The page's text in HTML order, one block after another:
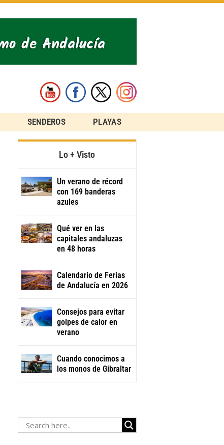
SENDEROS PLAYAS
Lo + Visto
Un verano de récord
con 169 banderas
azules
Qué ver en las
capitales andaluzas
en 48 horas
Calendario de Ferias
de Andalucía en 2026
Consejos para evitar
golpes de calor en
verano
Cuando conocimos a
los monos de Gibraltar